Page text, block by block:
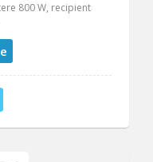
800 W, recipient